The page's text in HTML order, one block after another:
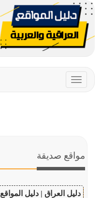
Toggle
navigation
مواقع صديقة
دليل العراق | دليل المواقع